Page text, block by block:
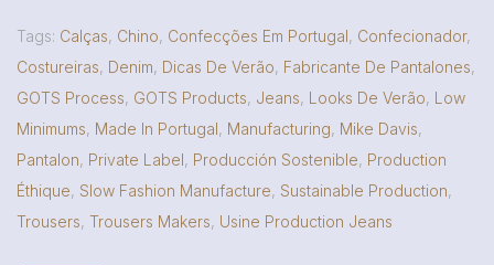
Tags: Calças, Chino, Confecções Em Portugal, Confecionador,
Costureiras, Denim, Dicas De Verão, Fabricante De Pantalones,
GOTS Process, GOTS Products, Jeans, Looks De Verão, Low
Minimums, Made In Portugal, Manufacturing, Mike Davis,
Pantalon, Private Label, Producción Sostenible, Production
Éthique, Slow Fashion Manufacture, Sustainable Production,
Trousers, Trousers Makers, Usine Production Jeans